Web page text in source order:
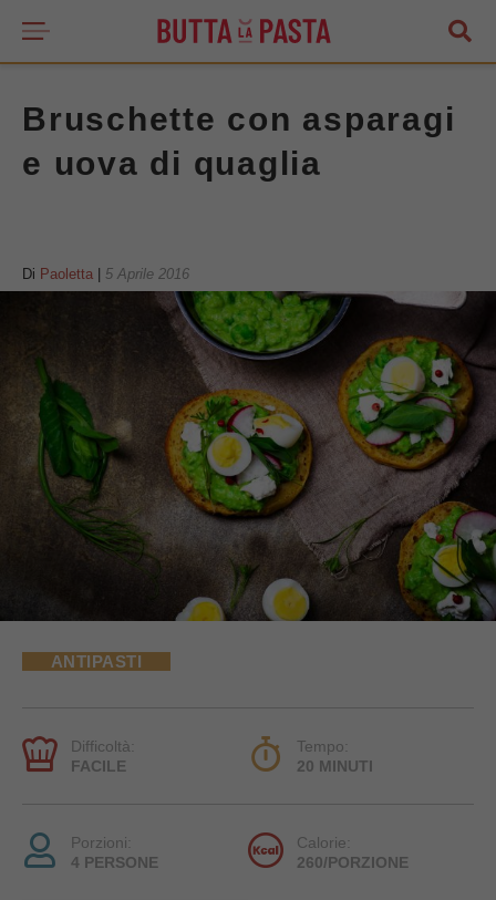
Bruschette con asparagi
e uova di quaglia
Di Paoletta 5 Aprile 2016
ANTIPASTI
Difficoltà:
FACILE
Tempo:
20 MINUTI
Porzioni:
4 PERSONE
Calorie:
260/PORZIONE